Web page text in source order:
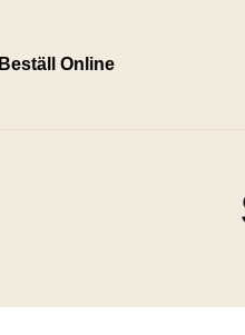
Beställ Online